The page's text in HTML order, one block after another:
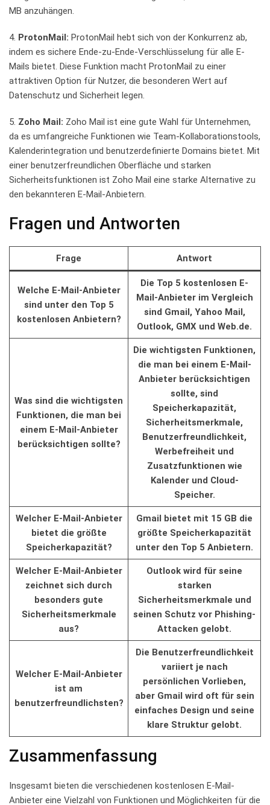
⁢MB anzuhängen.
4. ProtonMail: ⁢ProtonMail hebt sich von der Konkurrenz ab,⁢
indem es sichere Ende-zu-Ende-Verschlüsselung für alle E-
Mails‌ bietet. Diese Funktion⁢ macht ​ProtonMail zu einer
attraktiven Option für Nutzer, die besonderen Wert ⁢auf
Datenschutz und Sicherheit legen.
5. Zoho Mail: Zoho​ Mail‌ ist⁤ eine‍ gute Wahl ⁤für​ Unternehmen,
da es umfangreiche‍ Funktionen wie Team-Kollaborationstools,
Kalenderintegration ​und benutzerdefinierte⁢ Domains bietet. Mit‍
einer benutzerfreundlichen Oberfläche und ‍starken
Sicherheitsfunktionen ist Zoho Mail eine ⁢starke Alternative‍ zu
den bekannteren E-Mail-Anbietern.
Fragen und Antworten
Frage Antwort
Welche E-Mail-Anbieter
sind unter den Top 5
kostenlosen ​Anbietern?
Die Top‌ 5⁢ kostenlosen E-
Mail-Anbieter im‍ Vergleich
sind Gmail, Yahoo ​Mail,
Outlook, GMX ‍und Web.de.
Was sind die ⁤wichtigsten⁤
Funktionen, die ⁣man bei
einem E-Mail-Anbieter​
berücksichtigen sollte?
Die wichtigsten Funktionen,
die ​man bei einem E-Mail-
Anbieter berücksichtigen
sollte, sind
Speicherkapazität,
Sicherheitsmerkmale,
Benutzerfreundlichkeit,
Werbefreiheit und
Zusatzfunktionen wie
Kalender und Cloud-
Speicher.
Welcher E-Mail-Anbieter
bietet die größte
Speicherkapazität?
Gmail bietet mit‍ 15​ GB‌ die
größte Speicherkapazität
unter‌ den Top 5 Anbietern.
Welcher E-Mail-Anbieter
zeichnet sich‍ durch
besonders gute
‍Sicherheitsmerkmale
aus?
Outlook wird ⁢für seine
‍starken
Sicherheitsmerkmale und‌
seinen Schutz vor Phishing-
Attacken⁢ gelobt.
Welcher‌ E-Mail-Anbieter
ist ⁣am
benutzerfreundlichsten?
Die ‌Benutzerfreundlichkeit
variiert je ⁣nach⁢
persönlichen Vorlieben,
aber‍ Gmail ‌wird oft für sein
einfaches Design und seine
klare⁢ Struktur gelobt.
Zusammenfassung
Insgesamt bieten ⁤die verschiedenen kostenlosen E-Mail-
Anbieter‍ eine Vielzahl von‌ Funktionen und Möglichkeiten für die